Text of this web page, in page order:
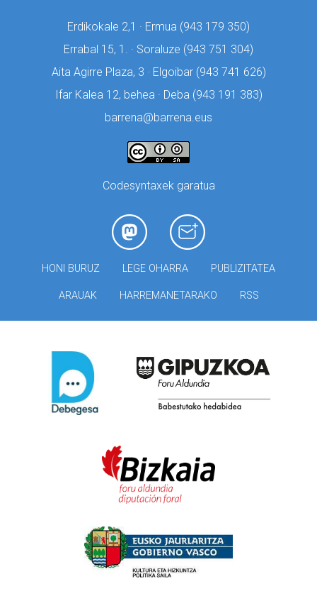
Erdikokale 2,1 · Ermua (943 179 350)
Errabal 15, 1. · Soraluze (943 751 304)
Aita Agirre Plaza, 3 · Elgoibar (943 741 626)
Ifar Kalea 12, behea · Deba (943 191 383)
barrena@barrena.eus
Codesyntaxek garatua
HONI BURUZ LEGE OHARRA PUBLIZITATEA
ARAUAK HARREMANETARAKO RSS